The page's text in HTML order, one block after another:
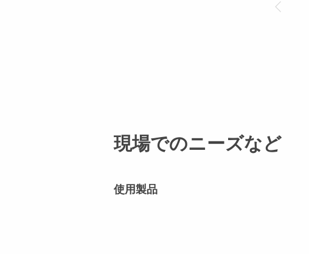
現場でのニーズなど
使用製品